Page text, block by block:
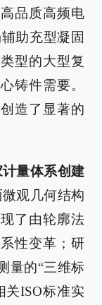
品质高频电
助充型凝固
型的大型复
铸件需要。
造了显著的
量体系创建
观几何结构
了由轮廓法
性变革；研
量的“三维标
关ISO标准实